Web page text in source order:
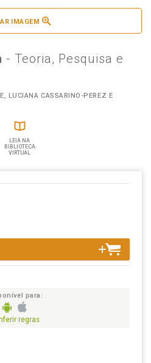
IMAGEM
- Teoria, Pesquisa e
LUCIANA CASSARINO-PEREZ E
LEIA NA
BIBLIOTECA
VIRTUAL
para:
regras